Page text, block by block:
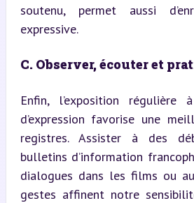
soutenu, permet aussi
expressive.
C. Observer, écouter et
Enfin, l’exposition régulière
d’expression favorise une
registres. Assister à des
bulletins d’information
dialogues dans les films ou
gestes affinent notre